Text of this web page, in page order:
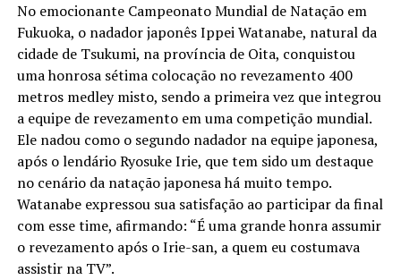
No emocionante Campeonato Mundial de Natação em
Fukuoka, o nadador japonês Ippei Watanabe, natural da
cidade de Tsukumi, na província de Oita, conquistou
uma honrosa sétima colocação no revezamento 400
metros medley misto, sendo a primeira vez que integrou
a equipe de revezamento em uma competição mundial.
Ele nadou como o segundo nadador na equipe japonesa,
após o lendário Ryosuke Irie, que tem sido um destaque
no cenário da natação japonesa há muito tempo.
Watanabe expressou sua satisfação ao participar da final
com esse time, afirmando: “É uma grande honra assumir
o revezamento após o Irie-san, a quem eu costumava
assistir na TV”.